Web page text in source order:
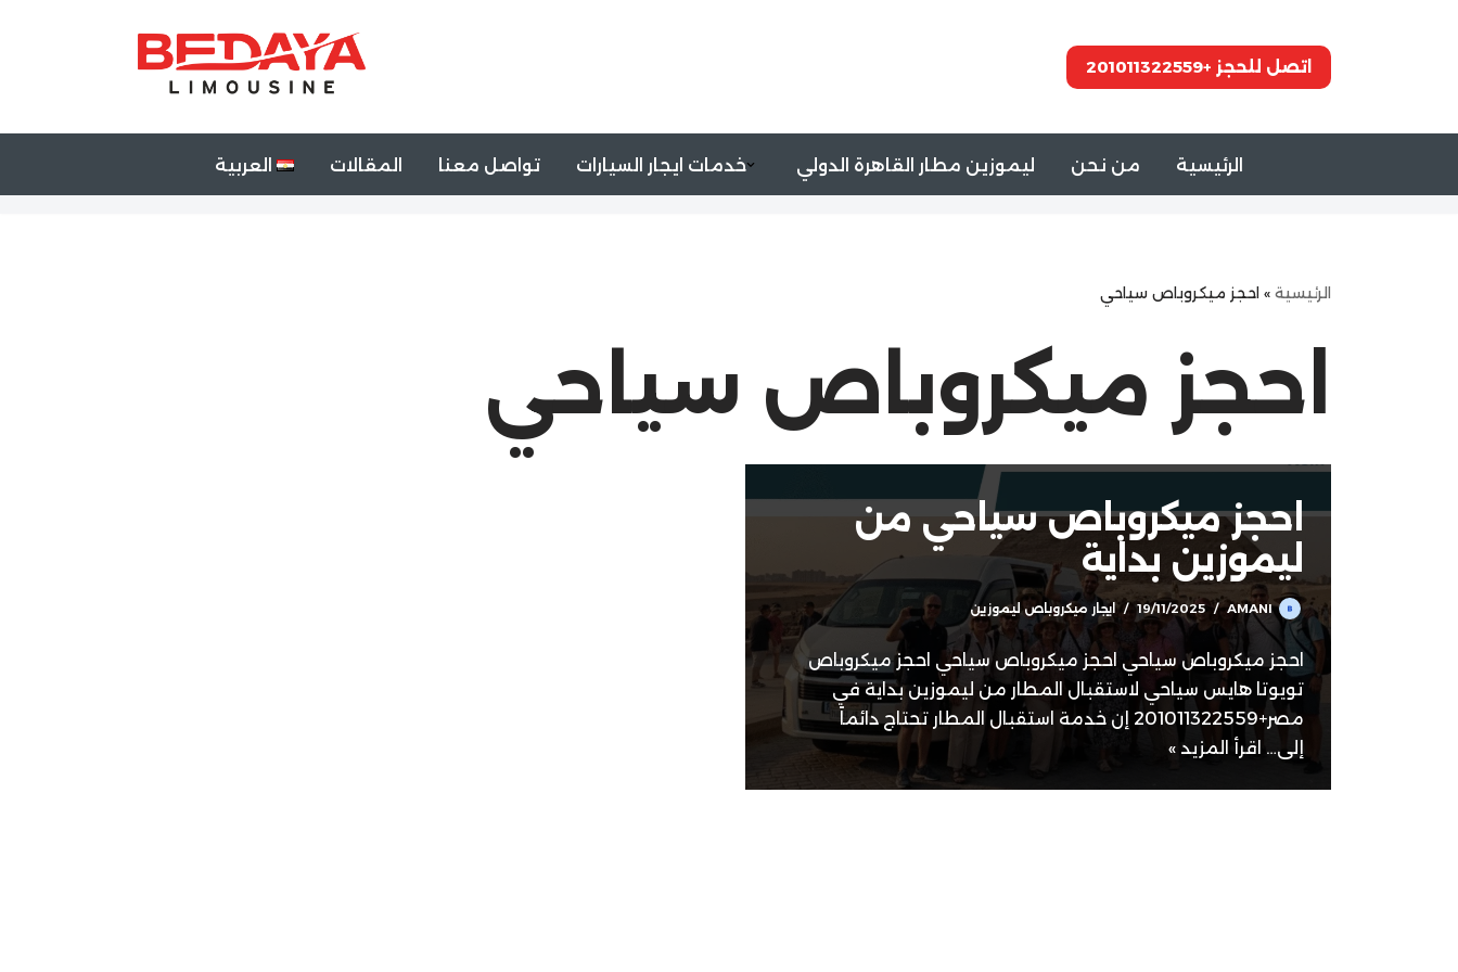
اتصل للحجز +201011322559
الرئيسية من نحن ليموزين مطار القاهرة الدولي خدمات ايجار السيارات تواصل معنا المقالات العربية
الرئيسية » احجز ميكروباص سياحي
احجز ميكروباص سياحي
احجز ميكروباص سياحي من
ليموزين بداية
AMANI
19/11/2025 ايجار ميكروباص ليموزين
احجز ميكروباص سياحي احجز ميكروباص سياحي احجز ميكروباص
تويوتا هايس سياحي لاستقبال المطار من ليموزين بداية في
مصر+201011322559 إن خدمة استقبال المطار تحتاج دائماً
إلى… اقرأ المزيد »